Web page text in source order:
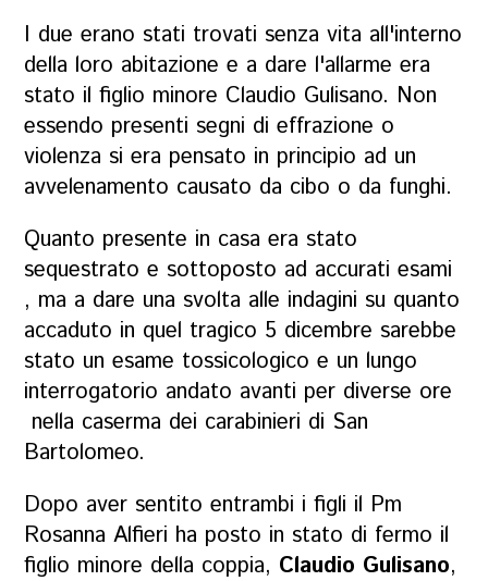
I due erano stati trovati senza vita all'interno
della loro abitazione e a dare l'allarme era
stato il figlio minore Claudio Gulisano. Non
essendo presenti segni di effrazione o
violenza si era pensato in principio ad un
avvelenamento causato da cibo o da funghi.
Quanto presente in casa era stato
sequestrato e sottoposto ad accurati esami
, ma a dare una svolta alle indagini su quanto
accaduto in quel tragico 5 dicembre sarebbe
stato un esame tossicologico e un lungo
interrogatorio andato avanti per diverse ore
nella caserma dei carabinieri di San
Bartolomeo.
Dopo aver sentito entrambi i figli il Pm
Rosanna Alfieri ha posto in stato di fermo il
figlio minore della coppia, Claudio Gulisano,